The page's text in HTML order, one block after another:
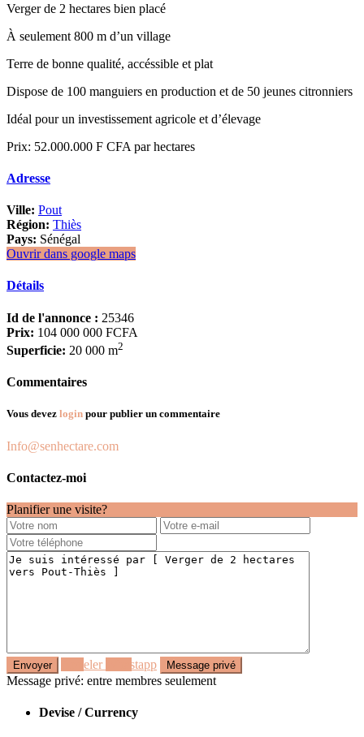
Verger de 2 hectares bien placé
À seulement 800 m d’un village
Terre de bonne qualité, accéssible et plat
Dispose de 100 manguiers en production et de 50 jeunes citronniers
Idéal pour un investissement agricole et d’élevage
Prix: 52.000.000 F CFA par hectares
Adresse
Ville: Pout
Région: Thiès
Pays: Sénégal
Ouvrir dans google maps
Détails
Id de l'annonce : 25346
Prix: 104 000 000 FCFA
Superficie: 20 000 m2
Commentaires
Vous devez login pour publier un commentaire
Info@senhectare.com
Contactez-moi
Planifier une visite?
Appeler
Whastapp
Message privé: entre membres seulement
Devise / Currency